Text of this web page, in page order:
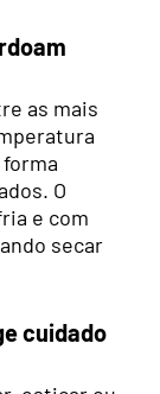
as mais
O
e com
secar
cuidado